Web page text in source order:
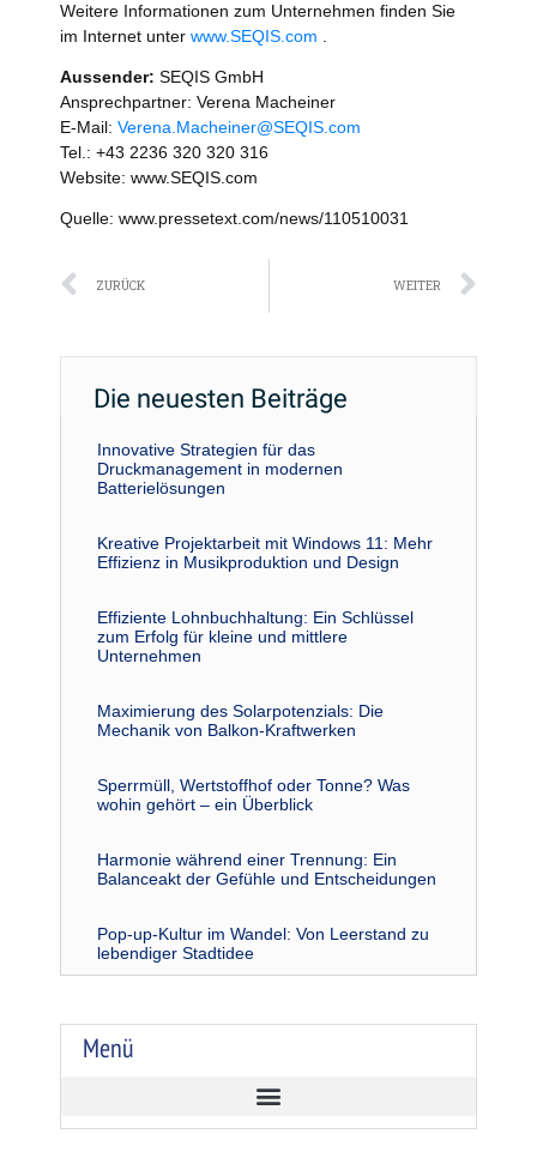
Weitere Informationen zum Unternehmen finden Sie
im Internet unter www.SEQIS.com .
Aussender: SEQIS GmbH
Ansprechpartner: Verena Macheiner
E-Mail: Verena.Macheiner@SEQIS.com
Tel.: +43 2236 320 320 316
Website: www.SEQIS.com
Quelle: www.pressetext.com/news/110510031
Zurück
ZURÜCK WEITER
Die neuesten Beiträge
Innovative Strategien für das
Druckmanagement in modernen
Batterielösungen
Kreative Projektarbeit mit Windows 11: Mehr
Effizienz in Musikproduktion und Design
Effiziente Lohnbuchhaltung: Ein Schlüssel
zum Erfolg für kleine und mittlere
Unternehmen
Maximierung des Solarpotenzials: Die
Mechanik von Balkon-Kraftwerken
Sperrmüll, Wertstoffhof oder Tonne? Was
wohin gehört – ein Überblick
Harmonie während einer Trennung: Ein
Balanceakt der Gefühle und Entscheidungen
Pop-up-Kultur im Wandel: Von Leerstand zu
lebendiger Stadtidee
Menü